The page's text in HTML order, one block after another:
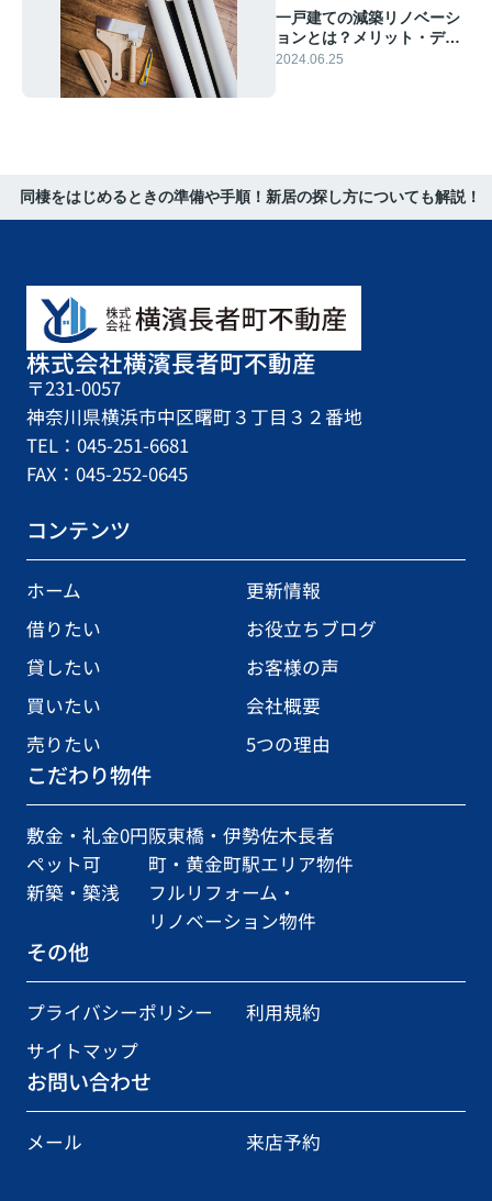
一戸建ての減築リノベーシ
ョンとは？メリット・デメ
リットや費用相場を解説
2024.06.25
同棲をはじめるときの準備や手順！新居の探し方についても解説！
株式会社横濱長者町不動産
〒231-0057
神奈川県横浜市中区曙町３丁目３２番地
TEL：045-251-6681
FAX：045-252-0645
コンテンツ
ホーム
更新情報
借りたい
お役立ちブログ
貸したい
お客様の声
買いたい
会社概要
売りたい
5つの理由
こだわり物件
敷金・礼金0円
ペット可
新築・築浅
阪東橋・伊勢佐木長者
町・黄金町駅エリア物件
フルリフォーム・
リノベーション物件
その他
プライバシーポリシー
利用規約
サイトマップ
お問い合わせ
メール 来店予約